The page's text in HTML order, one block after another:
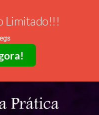
Limitado!!!